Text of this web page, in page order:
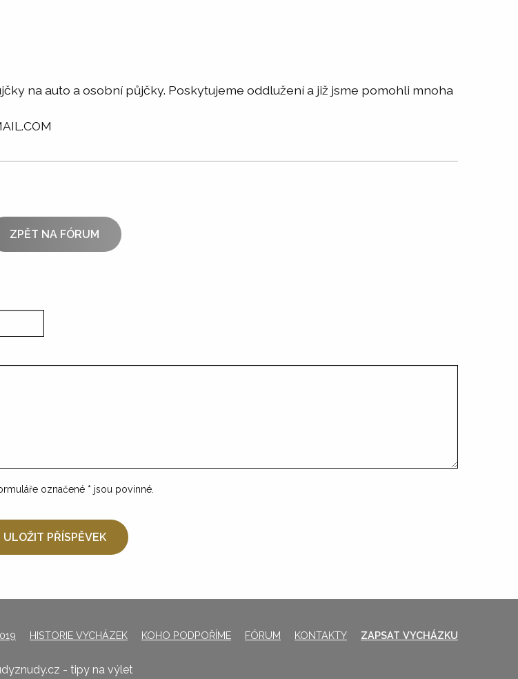
na auto a osobní půjčky. Poskytujeme oddlužení a již jsme pomohli mnoha
ZPĚT NA FÓRUM
označené * jsou povinné.
HISTORIE VYCHÁZEK KOHO PODPOŘÍME FÓRUM KONTAKTY ZAPSAT VYCHÁZKU